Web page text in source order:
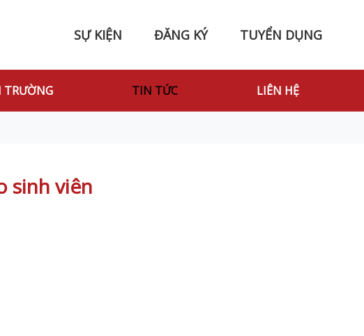
SỰ KIỆN ĐĂNG KÝ TUYỂN DỤNG
TRƯỜNG TIN TỨC LIÊN HỆ
sinh viên